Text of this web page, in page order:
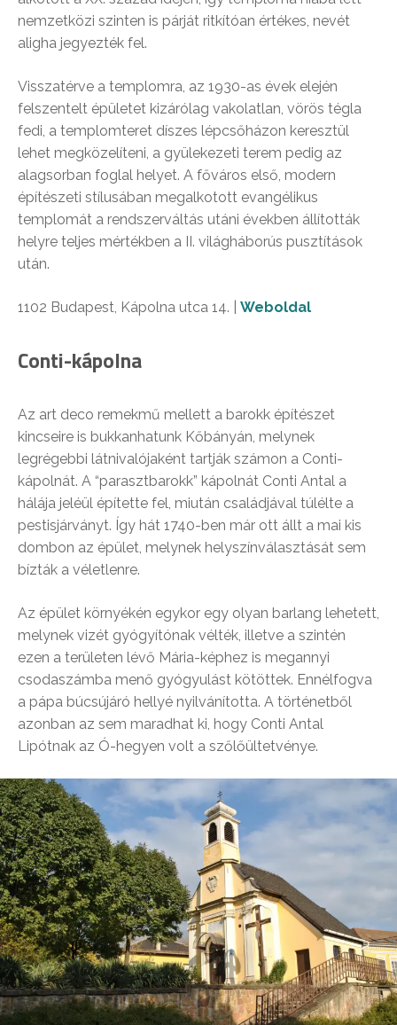
nemzetközi szinten is párját ritkítóan értékes, nevét
aligha jegyezték fel.
Visszatérve a templomra, az 1930-as évek elején
felszentelt épületet kizárólag vakolatlan, vörös tégla
fedi, a templomteret díszes lépcsőházon keresztül
lehet megközelíteni, a gyülekezeti terem pedig az
alagsorban foglal helyet. A főváros első, modern
építészeti stílusában megalkotott evangélikus
templomát a rendszerváltás utáni években állították
helyre teljes mértékben a II. világháborús pusztítások
után.
1102 Budapest, Kápolna utca 14. | Weboldal
Conti-kápolna
Az art deco remekmű mellett a barokk építészet
kincseire is bukkanhatunk Kőbányán, melynek
legrégebbi látnivalójaként tartják számon a Conti-
kápolnát. A “parasztbarokk” kápolnát Conti Antal a
hálája jeléül építette fel, miután családjával túlélte a
pestisjárványt. Így hát 1740-ben már ott állt a mai kis
dombon az épület, melynek helyszínválasztását sem
bízták a véletlenre.
Az épület környékén egykor egy olyan barlang lehetett,
melynek vizét gyógyítónak vélték, illetve a szintén
ezen a területen lévő Mária-képhez is megannyi
csodaszámba menő gyógyulást kötöttek. Ennélfogva
a pápa búcsújáró hellyé nyilvánította. A történetből
azonban az sem maradhat ki, hogy Conti Antal
Lipótnak az Ó-hegyen volt a szőlőültetvénye.